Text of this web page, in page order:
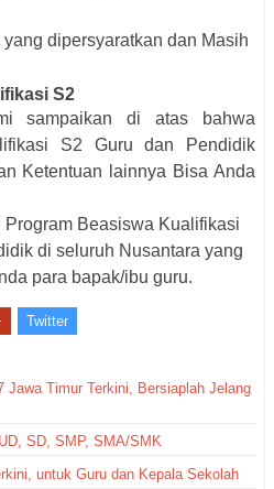
yang dipersyaratkan dan Masih
S2
sampaikan di atas bahwa
S2 Guru dan Pendidik
Ketentuan lainnya Bisa Anda
Program Beasiswa Kualifikasi
di seluruh Nusantara yang
para bapak/ibu guru.
Twitter
Jawa Timur Terkini, Bersiaplah Jelang
SD, SMP, SMA/SMK
untuk Guru dan Kepala Sekolah